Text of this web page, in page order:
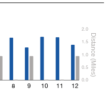
8 9 10 11 12
0.0
0.5
1.0
1.5
2.0